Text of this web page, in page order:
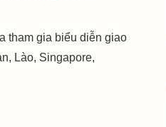
tham gia biểu diễn giao
Lào, Singapore,